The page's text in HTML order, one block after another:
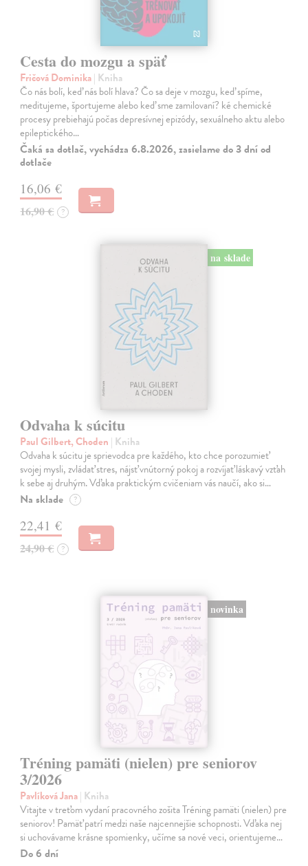
Cesta do mozgu a späť
Fričová Dominika| Kniha
Čo nás bolí, keď nás bolí hlava? Čo sa deje v mozgu, keď spíme,
meditujeme, športujeme alebo keď sme zamilovaní? ké chemické
procesy prebiehajú počas depresívnej epizódy, sexuálneho aktu alebo
epileptického…
Čaká sa dotlač, vychádza 6.8.2026, zasielame do 3 dní od
dotlače
16,06 €
16,90 € ?
na sklade
Odvaha k súcitu
Paul Gilbert, Choden | Kniha
Odvaha k súcitu je sprievodca pre každého, kto chce porozumieť
svojej mysli, zvládať stres, nájsť vnútorný pokoj a rozvíjať láskavý vzťah
k sebe aj druhým. Vďaka praktickým cvičeniam vás naučí, ako si…
Na sklade ?
22,41 €
24,90 € ?
novinka
Tréning pamäti (nielen) pre seniorov
3/2026
Pavlíková Jana| Kniha
Vitajte v treťom vydaní pracovného zošita Tréning pamäti (nielen) pre
seniorov! Pamäť patrí medzi naše najcennejšie schopnosti. Vďaka nej
si uchovávame krásne spomienky, učíme sa nové veci, orientujeme…
Do 6 dní